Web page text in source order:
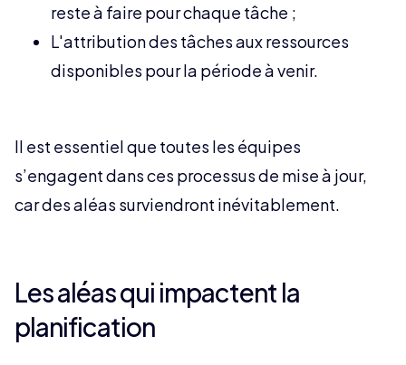
reste à faire pour chaque tâche ;
L'attribution des tâches aux ressources
disponibles pour la période à venir.
Il est essentiel que toutes les équipes
s’engagent dans ces processus de mise à jour,
car des aléas surviendront inévitablement.
Les aléas qui impactent la
planification